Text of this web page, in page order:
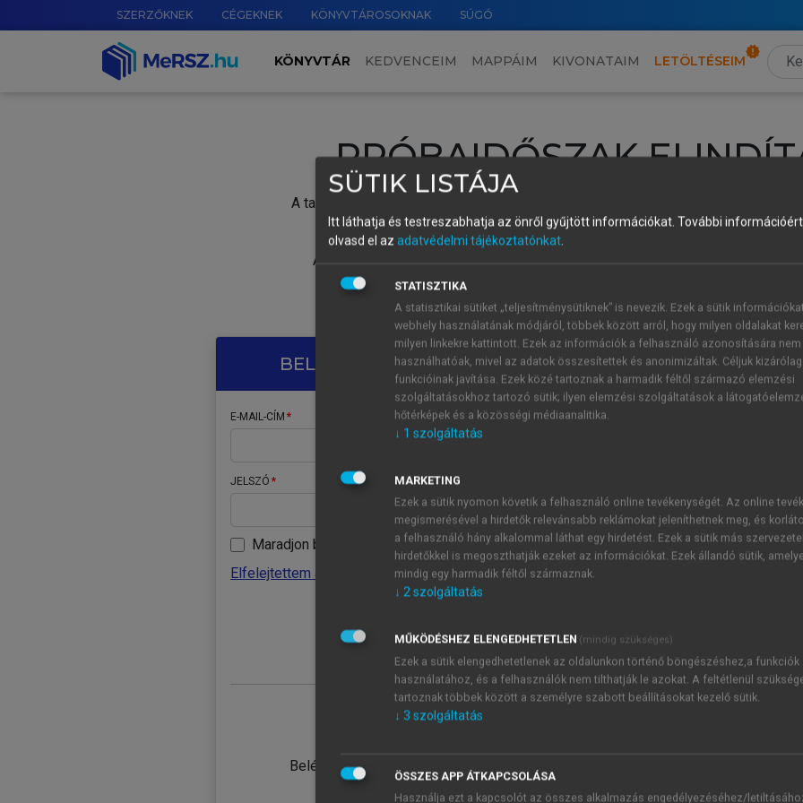
SZERZŐKNEK CÉGEKNEK KÖNYVTÁROSOKNAK SÚGÓ
KÖNYVTÁR KEDVENCEIM MAPPÁIM KIVONATAIM LETÖLTÉSEIM
PRÓBAIDŐSZAK
A tartalom megtekintéséhez lépj be a saját fiókoddal, iskolai azonosítóddal vagy
Új felhasználóként1 óra díjmentes hozzáférésrevagy
A próbaidőszak elindításához,
vagy hozz
A regisztráció után a
BELÉPÉS SAJÁT FIÓKKAL
E-MAIL-CÍM
JELSZÓ
Maradjon belépve
Elfelejtettem a jelszavamat
Belépés intézményi azonosítóval
ÚJ FIÓK
1 óra
JELSZÓ
Kérek értesítést a MeRSZ
Kérek értesítést az
SÜTIK LISTÁJA
Itt láthatja és testreszabhatja az önről gyűjtött információkat. További
olvasd el az adatvédelmi tájékoztatónkat.
STATISZTIKA
A statisztikai sütiket „teljesítménysütiknek” is nevezik. Ezek a sütik
webhely használatának módjáról, többek között arról, hogy milyen oldalakat
milyen linkekre kattintott. Ezek az információk a felhasználó azonosítására nem
használhatóak, mivel az adatok összesítettek és anonimizáltak. Céljuk
funkcióinak javítása. Ezek közé tartoznak a harmadik féltől származó elemzési
szolgáltatásokhoz tartozó sütik; ilyen elemzési szolgáltatások a
hőtérképek és a közösségi médiaanalitika.
↓ 1 szolgáltatás
MARKETING
Ezek a sütik nyomon követik a felhasználó online tevékenységét. Az online
megismerésével a hirdetők relevánsabb reklámokat jeleníthetnek meg, és
a felhasználó hány alkalommal láthat egy hirdetést. Ezek a sütik más
hirdetőkkel is megoszthatják ezeket az információkat. Ezek állandó sütik,
mindig egy harmadik féltől származnak.
↓ 2szolgáltatás
MŰKÖDÉSHEZ ELENGEDHETETLEN (mindig szükséges)
Ezek a sütik elengedhetetlenek az oldalunkon történő böngészéshez,a funkciók
használatához, és a felhasználók nem tilthatják le azokat. A feltétlenül
tartoznak többek között a személyre szabott beállításokat kezelő sütik.
↓ 3 szolgáltatás
ÖSSZES APP ÁTKAPCSOLÁSA
Használja ezt a kapcsolót az összes alkalmazás engedélyezéséhez/